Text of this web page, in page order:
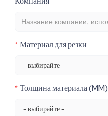
* Материал для резки
* Толщина материала (MM)